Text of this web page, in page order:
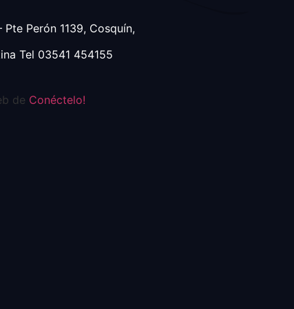
Perón 1139, Cosquín,
Tel 03541 454155
de Conéctelo!